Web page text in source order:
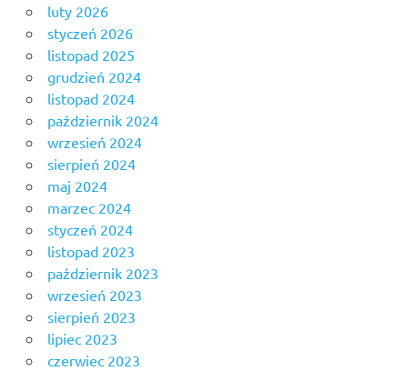
luty 2026
styczeń 2026
listopad 2025
grudzień 2024
listopad 2024
październik 2024
wrzesień 2024
sierpień 2024
maj 2024
marzec 2024
styczeń 2024
listopad 2023
październik 2023
wrzesień 2023
sierpień 2023
lipiec 2023
czerwiec 2023